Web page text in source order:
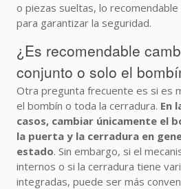
o piezas sueltas, lo
para garantizar la seguridad.
¿Es recomendable
conjunto o solo el
Otra pregunta frecuente es si es
el bombín o toda la cerradura. En
casos, cambiar únicamente el
la puerta y la cerradura en
estado. Sin embargo, si el
internos o si la cerradura tiene
integradas, puede ser más